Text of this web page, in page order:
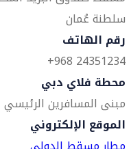
سلطنة عُمان
رقم الهاتف
24351234 968+
محطة فلاي دبي
مبنى المسافرين الرئيسي
الموقع الإلكتروني